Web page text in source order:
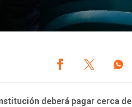
deberá pagar cerca de